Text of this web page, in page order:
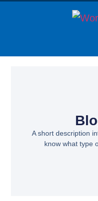
A short description
know what type